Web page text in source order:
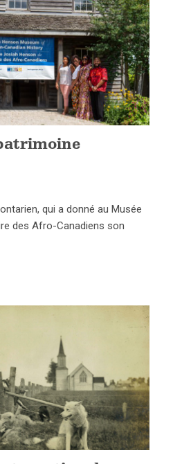
qui a donné au Musée
des Afro-Canadiens son